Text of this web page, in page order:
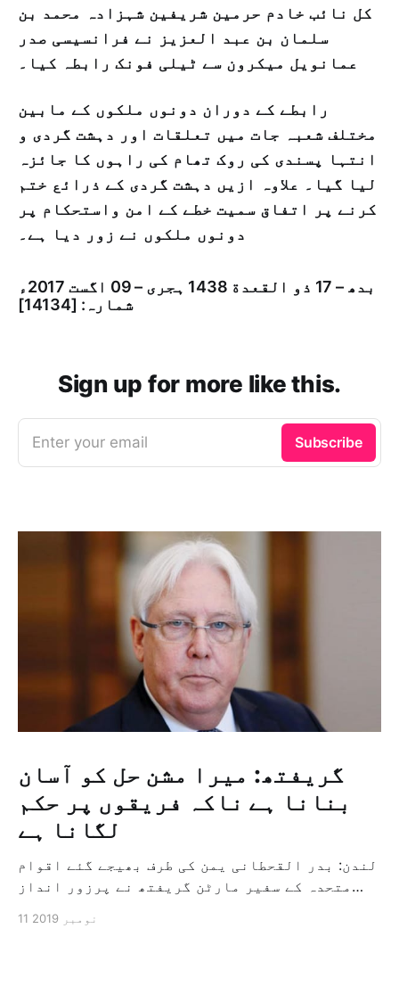
کل نائب خادم حرمین شریفین شہزادہ محمد بن
سلمان بن عبد العزیز نے فرانسیسی صدر
عمانویل میکرون سے ٹیلی فونک رابطہ کیا۔
رابطے کے دوران دونوں ملکوں کے مابین
مختلف شعبہ جات میں تعلقات اور دہشت گردی و
انتہا پسندی کی روک تھام کی راہوں کا جائزہ
لیا گیا۔ علاوہ ازیں دہشت گردی کے ذرائع ختم
کرنے پر اتفاق سمیت خطے کے امن واستحکام پر
دونوں ملکوں نے زور دیا ہے۔
بدھ – 17 ذو القعدة 1438 ہجری – 09 اگست 2017ء
شمارہ: [14134]
Sign up for more like this.
Enter your email Subscribe
گریفتھ: میرا مشن حل کو آسان
بنانا ہے ناکہ فریقوں پر حکم
لگانا ہے
لندن: بدر القحطانی یمن کی طرف بھیجے گئے اقوام
متحدہ کے سفیر مارٹن گریفتھ نے پرزور انداز
ثالثی اور اس کشمکش کی حدبندی کرنے کے لئے ایک
11 نومبر 2019